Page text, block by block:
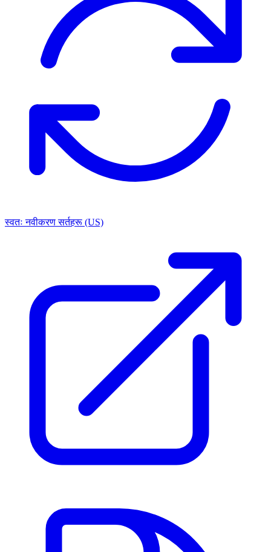
स्वतः नवीकरण सर्तहरू (US)